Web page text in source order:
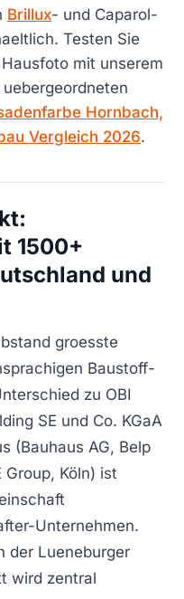
Brillux- und Caparol-
Testen Sie
mit unserem
uebergeordneten
Hornbach,
Vergleich 2026.
1500+
und
groesste
Baustoff-
zu OBI
SE und Co. KGaA
(Bauhaus AG, Belp
Group, Köln) ist
Unternehmen.
der Lueneburger
wird zentral